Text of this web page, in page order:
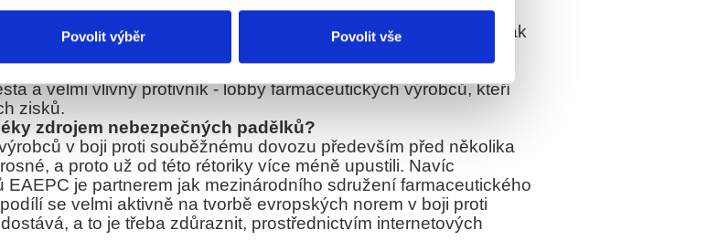
Povolit výběr Povolit vše
umožnili šanci získat identické přípravky levněji. Typickým
podílu léčiv ze souběžného dovozu jak pro distributory tak
k našemu prosperujícímu sousedovi, proč a jak to dělá. Řada
ale i veskrze správná. Toto je i jedním z hlavních cílů naší
a velmi vlivný protivník - lobby farmaceutických výrobců, kteří
zisků.
zdrojem nebezpečných padělků?
v boji proti souběžnému dovozu především před několika
a proto už od této rétoriky více méně upustili. Navíc
je partnerem jak mezinárodního sdružení farmaceutického
se velmi aktivně na tvorbě evropských norem v boji proti
a to je třeba zdůraznit, prostřednictvím internetových